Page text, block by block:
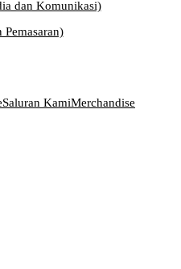
dan Komunikasi)
Saluran KamiMerchandise